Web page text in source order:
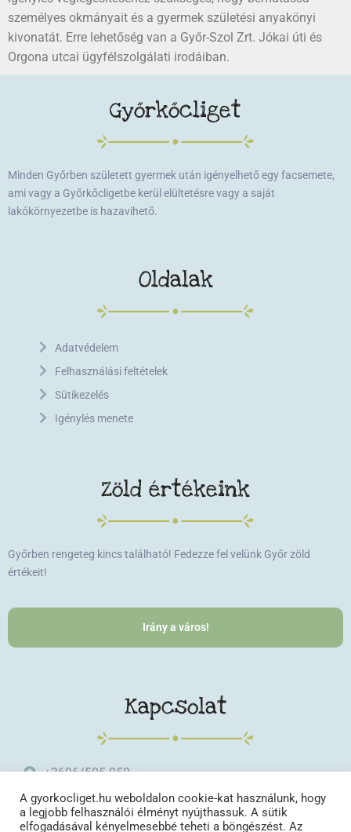
személyes okmányait és a gyermek születési anyakönyi
kivonatát. Erre lehetőség van a Győr-Szol Zrt. Jókai úti és
Orgona utcai ügyfélszolgálati irodáiban.
Győrkőcliget
Minden Győrben született gyermek után igényelhető egy facsemete,
ami vagy a Győrkőcligetbe kerül elültetésre vagy a saját
lakókörnyezetbe is hazavihető.
Oldalak
Adatvédelem
Felhasználási feltételek
Sütikezelés
Igénylés menete
Zöld értékeink
Győrben rengeteg kincs található! Fedezze fel velünk Győr zöld
értékeit!
Irány a város!
Kapcsolat
+3696/505 050
9024 Győr, Orgona u. 10.
hello@gyorkocliget.hu
A gyorkocliget.hu weboldalon cookie-kat használunk, hogy
a legjobb felhasználói élményt nyújthassuk. A sütik
elfogadásával kényelmesebbé teheti a böngészést. Az